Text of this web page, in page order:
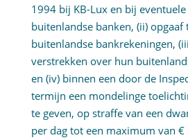
1994 bij KB-Lux en bij
buitenlandse banken, (ii) opgaaf
buitenlandse bankrekeningen,
verstrekken over hun
en (iv) binnen een door de
termijn een mondelinge
te geven, op straffe van een
per dag tot een maximum van